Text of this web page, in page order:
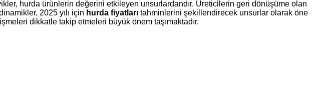
hurda ürünlerin değerini etkileyen unsurlardandır. Üreticilerin geri dönüşüme olan
2025 yılı için hurda fiyatları tahminlerini şekillendirecek unsurlar olarak öne
dikkatle takip etmeleri büyük önem taşımaktadır.